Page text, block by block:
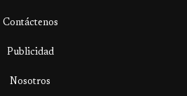
Contáctenos
Publicidad
Nosotros